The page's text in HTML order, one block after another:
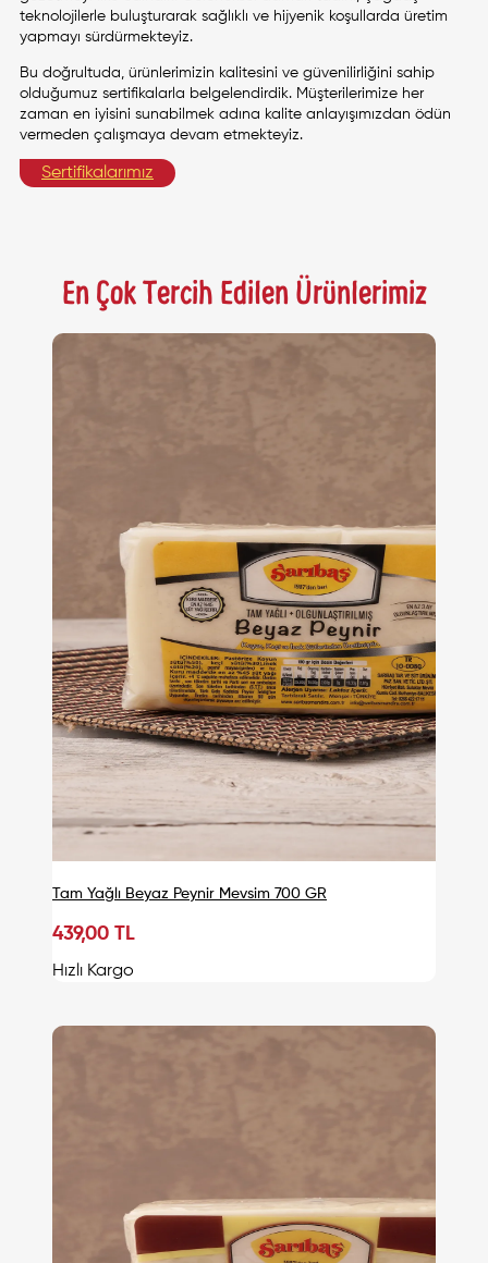
teknolojilerle buluşturarak sağlıklı ve hijyenik koşullarda üretim
yapmayı sürdürmekteyiz.
Bu doğrultuda, ürünlerimizin kalitesini ve güvenilirliğini sahip
olduğumuz sertifikalarla belgelendirdik. Müşterilerimize her
zaman en iyisini sunabilmek adına kalite anlayışımızdan ödün
vermeden çalışmaya devam etmekteyiz.
Sertifikalarımız
En Çok Tercih Edilen Ürünlerimiz
Tam Yağlı Beyaz Peynir Mevsim 700 GR
439,00 TL
Hızlı Kargo